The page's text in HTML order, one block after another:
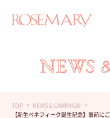
NEWS
TOP
NEWS & CAMPAIGN
【新生ベネフィーク誕生記念】事前に